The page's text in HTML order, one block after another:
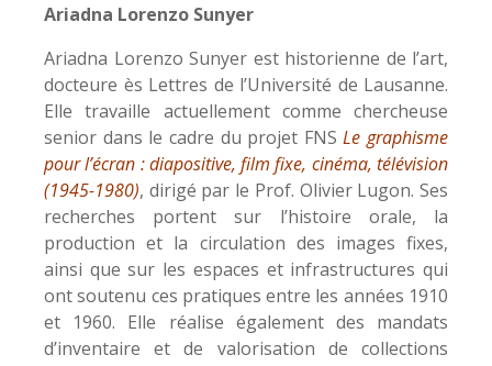
Ariadna Lorenzo Sunyer
Ariadna Lorenzo Sunyer est historienne de l’art,
docteure ès Lettres de l’Université de Lausanne.
Elle travaille actuellement comme chercheuse
senior dans le cadre du projet FNSLe graphisme
pour l’écran : diapositive, film fixe, cinéma, télévision
(1945-1980), dirigé par le Prof. Olivier Lugon. Ses
recherches portent sur l’histoire orale, la
production et la circulation des images fixes,
ainsi que sur les espaces et infrastructures qui
ont soutenu ces pratiques entre les années 1910
et 1960. Elle réalise également des mandats
d’inventaire et de valorisation de collections